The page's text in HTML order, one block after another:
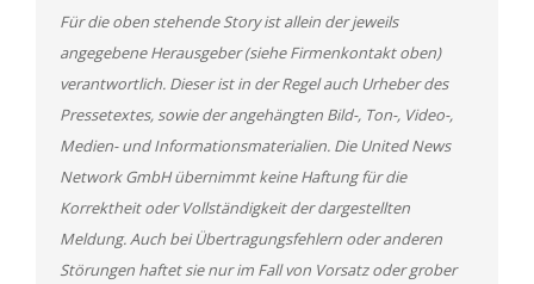
Für die oben stehende Story ist allein der jeweils
angegebene Herausgeber (siehe Firmenkontakt oben)
verantwortlich. Dieser ist in der Regel auch Urheber des
Pressetextes, sowie der angehängten Bild-, Ton-, Video-,
Medien- und Informationsmaterialien. Die United News
Network GmbH übernimmt keine Haftung für die
Korrektheit oder Vollständigkeit der dargestellten
Meldung. Auch bei Übertragungsfehlern oder anderen
Störungen haftet sie nur im Fall von Vorsatz oder grober